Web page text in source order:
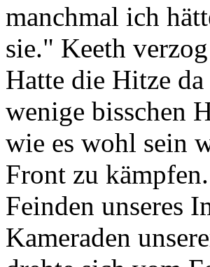
manchmal ich
sie." Keeth
Hatte die Hitze da
wenige bisschen
wie es wohl sein
Front zu
Feinden unseres
Kameraden